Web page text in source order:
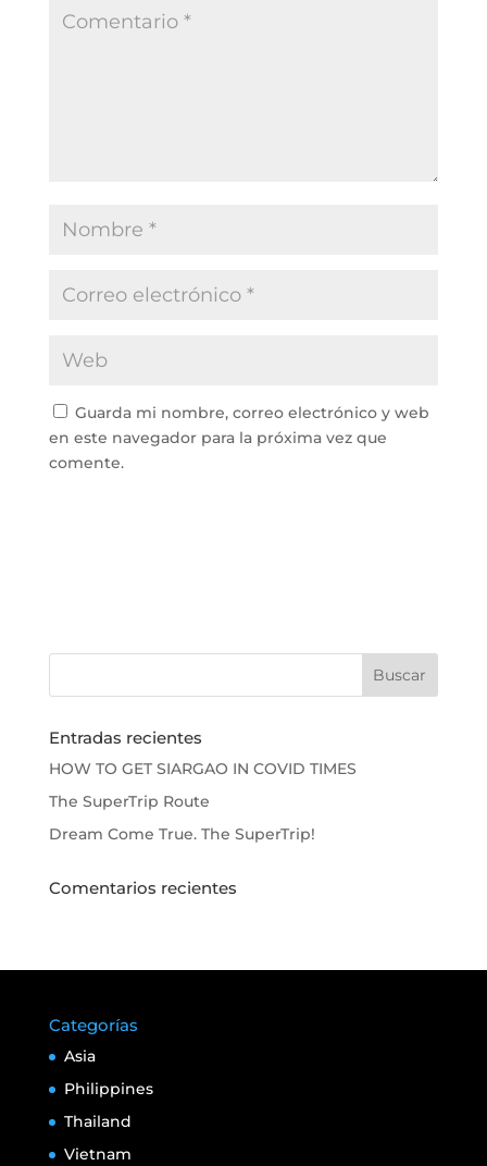
Guarda mi nombre, correo electrónico y web
en este navegador para la próxima vez que
comente.
Entradas recientes
HOW TO GET SIARGAO IN COVID TIMES
The SuperTrip Route
Dream Come True. The SuperTrip!
Comentarios recientes
Categorías
Asia
Philippines
Thailand
Vietnam